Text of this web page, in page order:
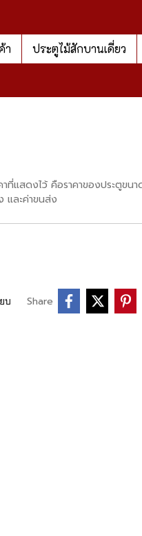
า ประตูไม้สักบานเดี่ยว
ที่แสดงไว้ คือราคาของประตูข
และค่าขนส่ง
บ Share